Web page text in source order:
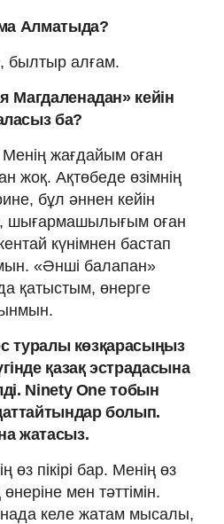
Алматыда?
алғам.
кейін
ба?
жағдайым оған
жоқ. Ақтөбеде өзімнің
бұл әннен кейін
шығармашылығым оған
күнімнен бастап
«Әнші балапан»
қатыстым, өнерге
туралы көзқарасыңыз
қазақ эстрадасына
Ninety One тобын
болып.
жатасыз.
пікірі бар. Менің өз
өнеріне мен тәттімін.
келе жатам мысалы,